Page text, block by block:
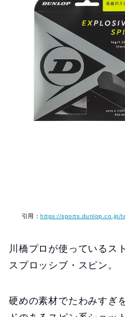
引用： https://sports.dunlop.co.jp/
川橋プロが使っているス
スプロッシブ・スピン。
硬めの素材でたわみすぎ